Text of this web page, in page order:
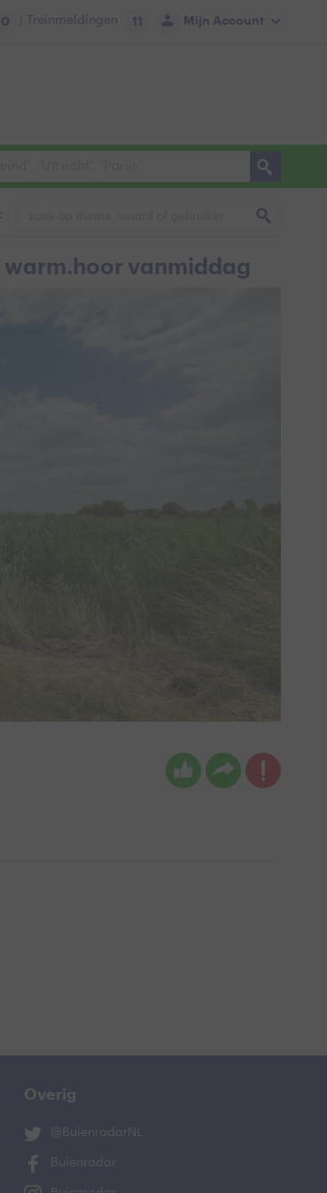
Mijn Account
0 | Treinmeldingen 11
warm.hoor vanmiddag
Overig
@BuienradarNL
Buienradar